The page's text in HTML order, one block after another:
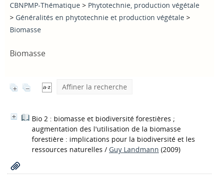
CBNPMP-Thématique > Phytotechnie, production végétale
> Généralités en phytotechnie et production végétale >
Biomasse
Biomasse
Affiner la recherche
Bio 2 : biomasse et biodiversité forestières ;
augmentation des l'utilisation de la biomasse
forestière : implications pour la biodiversité et les
ressources naturelles / Guy Landmann (2009)